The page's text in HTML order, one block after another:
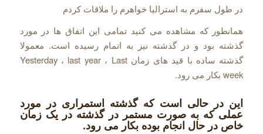
در طول سفرم به استرالیا خواهرم را ملاقات کردم
همانطور که مشاهده می کنید تمامی این اتفاق ها در مورد
گذشته بود و در گذشته نیز به اتمام رسیده است. معمولا
گذشته ساده با قید های زمان Yesterday ، last year ، Last
week بکار می رود.
این در حالی است که گذشته استمراری در مورد
عملی که به صورت مستمر در گذشته در یک زمان
خاص در حال انجام بوده بکار می رود.